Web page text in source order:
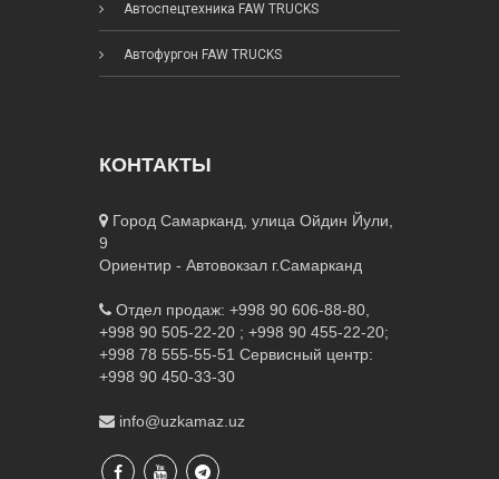
Автоспецтехника FAW TRUCKS
Автофургон FAW TRUCKS
КОНТАКТЫ
Город Самарканд, улица Ойдин Йули,
9
Ориентир - Автовокзал г.Самарканд
Отдел продаж: +998 90 606-88-80,
+998 90 505-22-20 ; +998 90 455-22-20;
+998 78 555-55-51 Сервисный центр:
+998 90 450-33-30
info@uzkamaz.uz